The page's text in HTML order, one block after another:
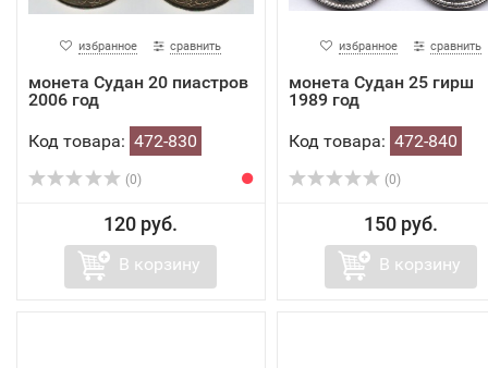
избранное сравнить
монета Судан 20 пиастров
2006 год
Код товара: 472-830
(0)
120 руб.
В корзину
избранное сравнить
монета Судан 25 гирш
1989 год
Код товара: 472-840
(0)
150 руб.
В корзину